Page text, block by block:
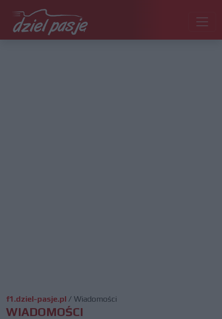
f1.dziel-pasje.pl / Wiadomości
WIADOMOŚCI